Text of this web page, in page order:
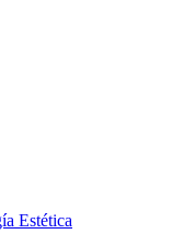
Estética